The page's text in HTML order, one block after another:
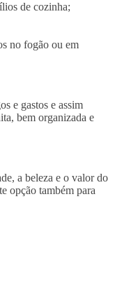
de cozinha;
no fogão ou em
e gastos e assim
bem organizada e
a beleza e o valor do
opção também para